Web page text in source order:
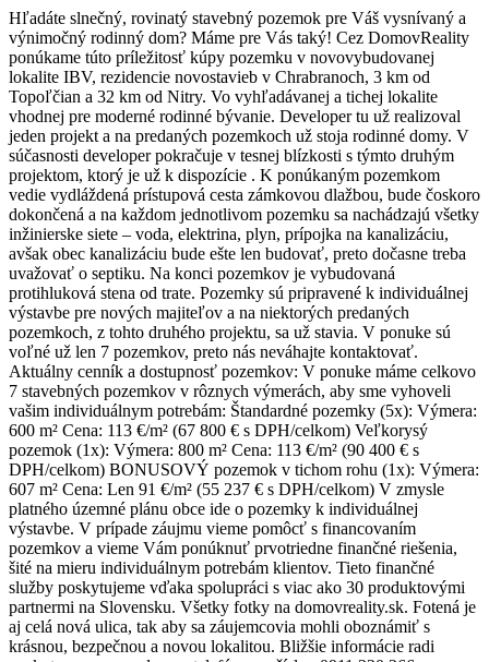
Hľadáte slnečný, rovinatý stavebný pozemok pre Váš vysnívaný a
výnimočný rodinný dom? Máme pre Vás taký! Cez DomovReality
ponúkame túto príležitosť kúpy pozemku v novovybudovanej
lokalite IBV, rezidencie novostavieb v Chrabranoch, 3 km od
Topoľčian a 32 km od Nitry. Vo vyhľadávanej a tichej lokalite
vhodnej pre moderné rodinné bývanie. Developer tu už realizoval
jeden projekt a na predaných pozemkoch už stoja rodinné domy. V
súčasnosti developer pokračuje v tesnej blízkosti s týmto druhým
projektom, ktorý je už k dispozície . K ponúkaným pozemkom
vedie vydláždená prístupová cesta zámkovou dlažbou, bude čoskoro
dokončená a na každom jednotlivom pozemku sa nachádzajú všetky
inžinierske siete – voda, elektrina, plyn, prípojka na kanalizáciu,
avšak obec kanalizáciu bude ešte len budovať, preto dočasne treba
uvažovať o septiku. Na konci pozemkov je vybudovaná
protihluková stena od trate. Pozemky sú pripravené k individuálnej
výstavbe pre nových majiteľov a na niektorých predaných
pozemkoch, z tohto druhého projektu, sa už stavia. V ponuke sú
voľné už len 7 pozemkov, preto nás neváhajte kontaktovať.
Aktuálny cenník a dostupnosť pozemkov: V ponuke máme celkovo
7 stavebných pozemkov v rôznych výmerách, aby sme vyhoveli
vašim individuálnym potrebám: Štandardné pozemky (5x): Výmera:
600 m² Cena: 113 €/m² (67 800 € s DPH/celkom) Veľkorysý
pozemok (1x): Výmera: 800 m² Cena: 113 €/m² (90 400 € s
DPH/celkom) BONUSOVÝ pozemok v tichom rohu (1x): Výmera:
607 m² Cena: Len 91 €/m² (55 237 € s DPH/celkom) V zmysle
platného územné plánu obce ide o pozemky k individuálnej
výstavbe. V prípade záujmu vieme pomôcť s financovaním
pozemkov a vieme Vám ponúknuť prvotriedne finančné riešenia,
šité na mieru individuálnym potrebám klientov. Tieto finančné
služby poskytujeme vďaka spolupráci s viac ako 30 produktovými
partnermi na Slovensku. Všetky fotky na domovreality.sk. Fotená je
aj celá nová ulica, tak aby sa záujemcovia mohli oboznámiť s
krásnou, bezpečnou a novou lokalitou. Bližšie informácie radi